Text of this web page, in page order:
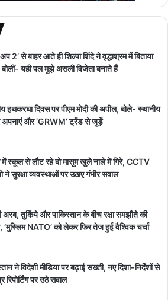
2’ से बाहर आते ही शिल्पा शिंदे ने वृद्धाश्रम में बिताया
यही पल मुझे असली विजेता बनाते हैं
हथकरघा दिवस पर पीएम मोदी की अपील, बोले- स्थानीय
अपनाएं और ‘GRWM’ ट्रेंड से जुड़ें
में स्कूल से लौट रहे दो मासूम खुले नाले में गिरे, CCTV
ने सुरक्षा व्यवस्थाओं पर उठाए गंभीर सवाल
तुर्किये और पाकिस्तान के बीच रक्षा समझौते की
‘मुस्लिम NATO’ को लेकर फिर तेज हुई वैश्विक चर्चा
ने विदेशी मीडिया पर बढ़ाई सख्ती, नए दिशा-निर्देशों से
रिपोर्टिंग पर उठे सवाल